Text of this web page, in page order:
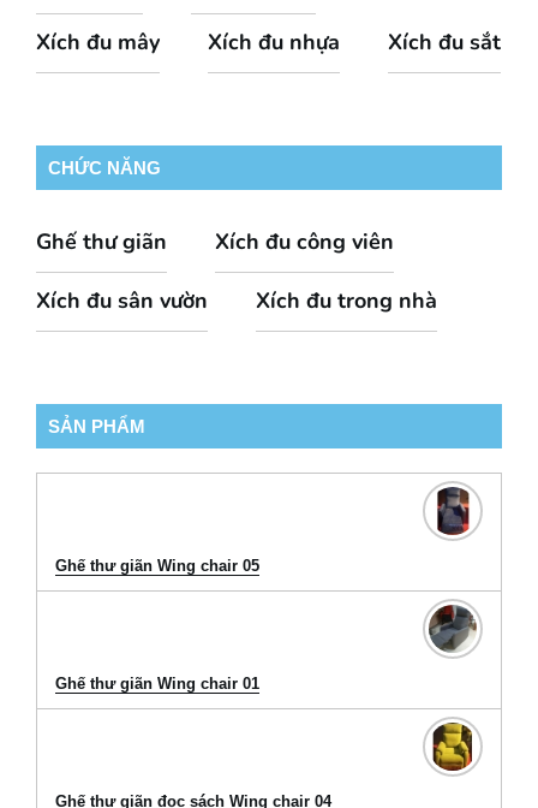
Xích đu mây Xích đu nhựa Xích đu sắt
CHỨC NĂNG
Ghế thư giãn Xích đu công viên
Xích đu sân vườn Xích đu trong nhà
SẢN PHẨM
Ghế thư giãn Wing chair 05
Ghế thư giãn Wing chair 01
Ghế thư giãn đọc sách Wing chair 04